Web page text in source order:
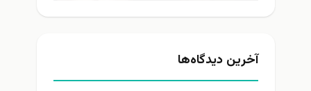
آخرین دیدگاه‌ها